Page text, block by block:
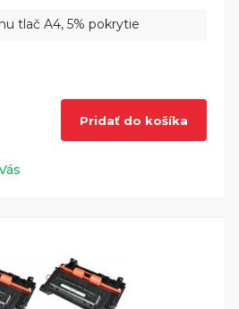
tlač A4, 5% pokrytie
Pridať do košíka